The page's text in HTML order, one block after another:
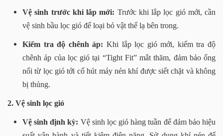
Vệ sinh trước khi lắp mới: Trước khi lắp lọc gió mới, cần
vệ sinh bầu lọc gió để loại bỏ vật thể lạ bên trong.
Kiểm tra độ chênh áp: Khi lắp lọc gió mới, kiểm tra độ
chênh áp của lọc gió tại “Tight Fit” mắt thăm, đảm bảo ống
nối từ lọc gió tới cổ hút máy nén khí được siết chặt và không
bị thủng.
2. Vệ sinh lọc gió
Vệ sinh định kỳ: Vệ sinh lọc gió hàng tuần để đảm bảo hiệu